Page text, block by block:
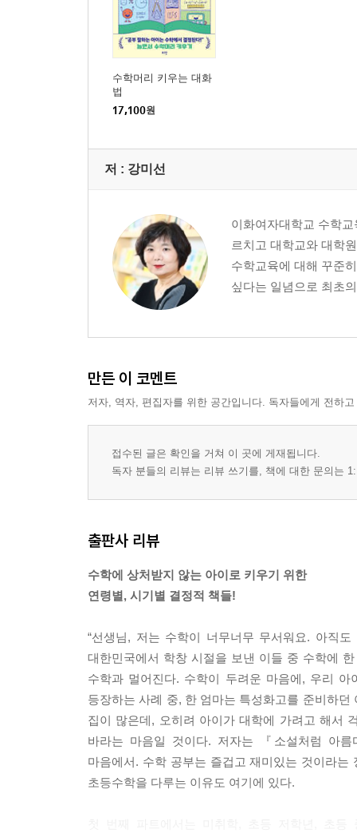
수학머리 키우는 대화
법
17,100원
저 : 강미선
이화여자대학교 수학
르치고 대학교와 대학
수학교육에 대해 꾸준
싶다는 일념으로 최초
만든 이 코멘트
저자, 역자, 편집자를 위한 공간입니다. 독자들에게 전하
접수된 글은 확인을 거쳐 이 곳에 게재됩니다.
독자 분들의 리뷰는 리뷰 쓰기를, 책에 대한 문의는
출판사 리뷰
수학에 상처받지 않는 아이로 키우기 위한
연령별, 시기별 결정적 책들!
“선생님, 저는 수학이 너무너무 무서워요. 아직
대한민국에서 학창 시절을 보낸 이들 중 수학에
수학과 멀어진다. 수학이 두려운 마음에, 우리
등장하는 사례 중, 한 엄마는 특성화고를 준비하
집이 많은데, 오히려 아이가 대학에 가려고 해서
바라는 마음일 것이다. 저자는 『소설처럼 아
마음에서. 수학 공부는 즐겁고 재미있는 것이라
초등수학을 다루는 이유도 여기에 있다.